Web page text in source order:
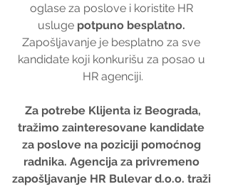
oglase za poslove i koristite HR
usluge potpuno besplatno.
Zapošljavanje je besplatno za sve
kandidate koji konkurišu za posao u
HR agenciji.
tražimo zainteresovane kandidate
za poslove na poziciji pomoćnog
radnika. Agencija za privremeno
zapošljavanje HR Bulevar d.o.o. traži